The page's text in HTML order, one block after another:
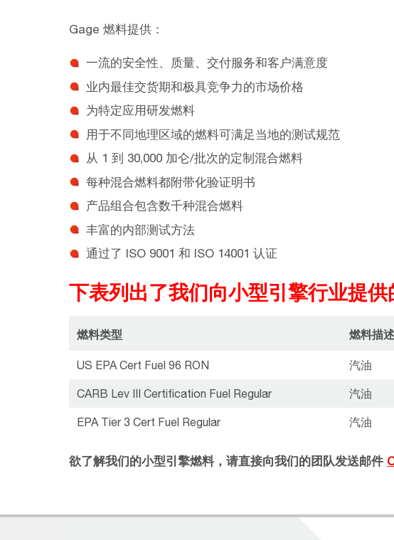
Gage 燃料提供：
一流的安全性、质量、交付服务和客户满意度
业内最佳交货期和极具竞争力的市场价格
为特定应用研发燃料
用于不同地理区域的燃料可满足当地的测试规范
从 1 到 30,000 加仑/批次的定制混合燃料
每种混合燃料都附带化验证明书
产品组合包含数千种混合燃料
丰富的内部测试方法
通过了 ISO 9001 和 ISO 14001 认证
下表列出了我们向小型引擎行业提供
燃料类型 燃料描述
US EPA Cert Fuel 96 RON 汽油
CARB Lev III Certification Fuel Regular 汽油
EPA Tier 3 Cert Fuel Regular 汽油
欲了解我们的小型引擎燃料，请直接向我们的团队发送邮件